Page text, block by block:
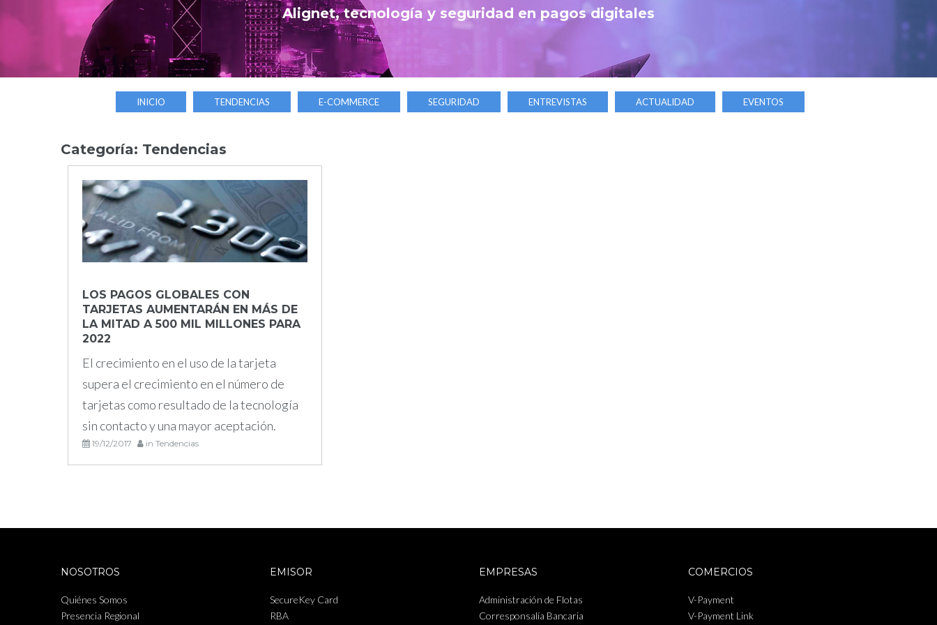
Alignet, tecnología y seguridad en pagos digitales
INICIO TENDENCIAS E-COMMERCE SEGURIDAD ENTREVISTAS ACTUALIDAD EVENTOS
Categoría: Tendencias
Día:
19
de
diciembre
de
2017
LOS PAGOS GLOBALES CON
TARJETAS AUMENTARÁN EN MÁS DE
LA MITAD A 500 MIL MILLONES PARA
2022
El crecimiento en el uso de la tarjeta
supera el crecimiento en el número de
tarjetas como resultado de la tecnología
sin contacto y una mayor aceptación.
19/12/2017 in Tendencias
NOSOTROS
Quiénes Somos
Presencia Regional
EMISOR
SecureKey Card
RBA
EMPRESAS
Administración de Flotas
Corresponsalía Bancaria
COMERCIOS
V-Payment
V-Payment Link